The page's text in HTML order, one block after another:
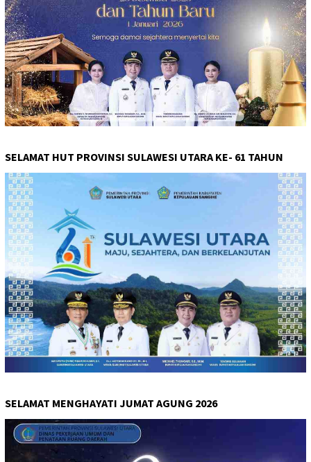
SELAMAT HUT PROVINSI SULAWESI UTARA KE- 61 TAHUN
SELAMAT MENGHAYATI JUMAT AGUNG 2026